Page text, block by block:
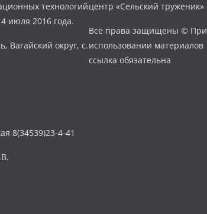
технологий
июля 2016 года.
Вагайский округ, с.
8(34539)23-4-41
центр «Сельский труженик»
Все права защищены © При
использовании материалов
ссылка обязательна